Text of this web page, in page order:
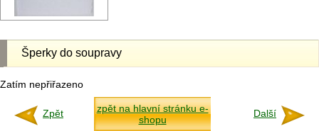
Šperky do soupravy
Zatím nepřiřazeno
Zpět
zpět na hlavní stránku e-
shopu
Další